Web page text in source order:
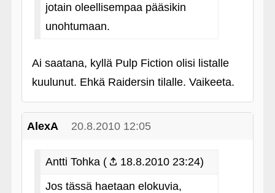
jotain oleellisempaa pääsikin
unohtumaan.
Ai saatana, kyllä Pulp Fiction olisi listalle
kuulunut. Ehkä Raidersin tilalle. Vaikeeta.
AlexA 20.8.2010 12:05
Antti Tohka (
18.8.2010 23:24)
Jos tässä haetaan elokuvia,